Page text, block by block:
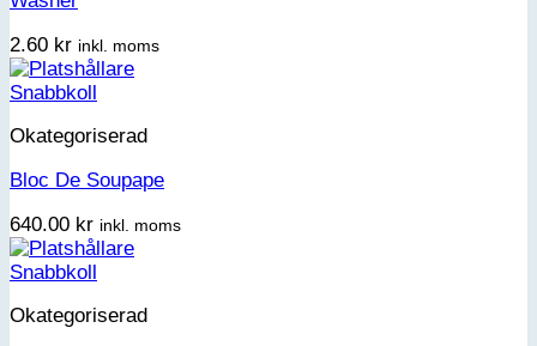
2.60 kr inkl. moms
Snabbkoll
Okategoriserad
Bloc De Soupape
640.00 kr inkl. moms
Snabbkoll
Okategoriserad